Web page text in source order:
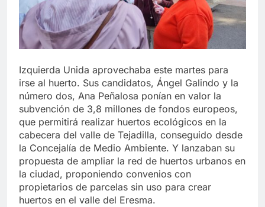
Izquierda Unida aprovechaba este martes para
irse al huerto. Sus candidatos, Ángel Galindo y la
número dos, Ana Peñalosa ponían en valor la
subvención de 3,8 millones de fondos europeos,
que permitirá realizar huertos ecológicos en la
cabecera del valle de Tejadilla, conseguido desde
la Concejalía de Medio Ambiente. Y lanzaban su
propuesta de ampliar la red de huertos urbanos en
la ciudad, proponiendo convenios con
propietarios de parcelas sin uso para crear
huertos en el valle del Eresma.